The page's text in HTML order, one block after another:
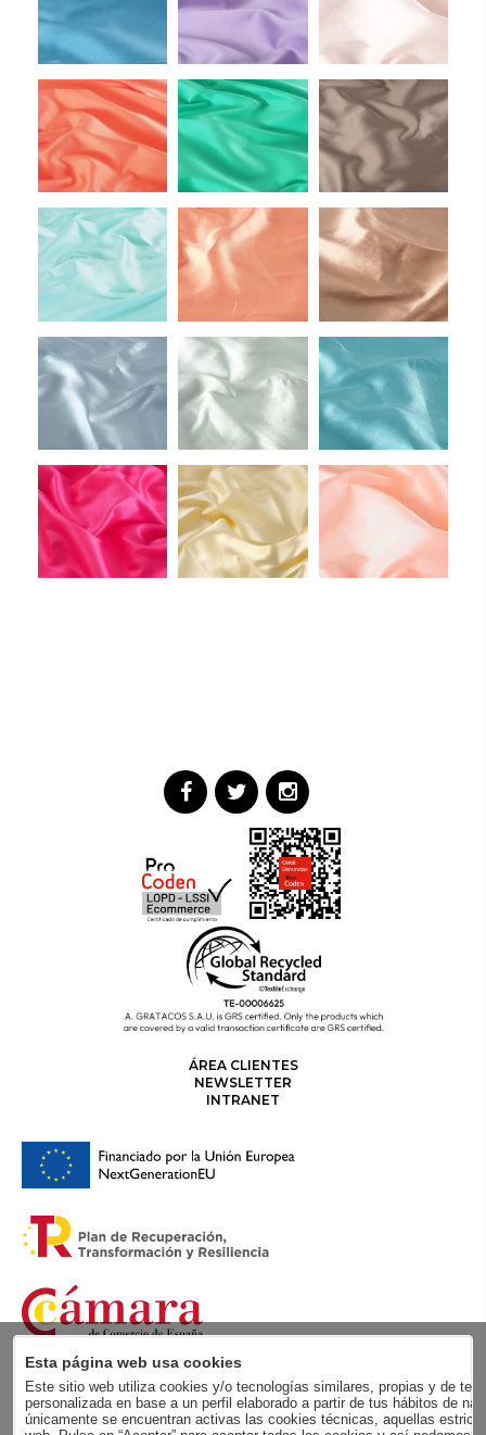
ÁREA CLIENTES
NEWSLETTER
INTRANET
Esta página web usa cookies
Este sitio web utiliza cookies y/o tecnologías similares, propias y de
personalizada en base a un perfil elaborado a partir de tus hábitos de
únicamente se encuentran activas las cookies técnicas, aquellas